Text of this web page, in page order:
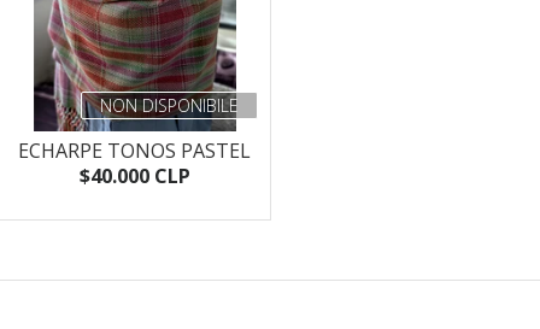
NON DISPONIBILE
ECHARPE TONOS PASTEL
$40.000 CLP